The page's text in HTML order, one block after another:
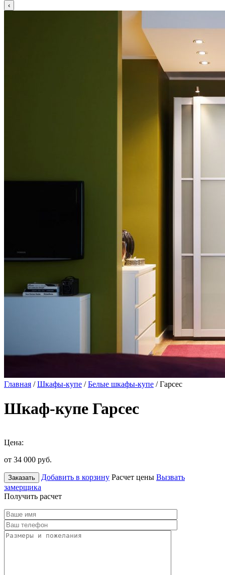
Главная /Шкафы-купе /Белые шкафы-купе / Гарсес
Шкаф-купе Гарсес
Цена:
от 34 000 руб.
Заказать Добавить в корзину Расчет цены Вызвать
замерщика
Получить расчет